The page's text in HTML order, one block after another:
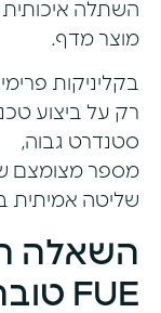
השתלה
מוצר מדף.
רק על ביצוע
סטנדרט גבוה,
מספר מצומצם של
שליטה אמיתית
השאלה
FUE טובה